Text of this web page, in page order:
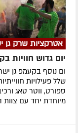
אטרקציות שרק גן
יום גדוש חוויות
ום נוסף בקעמפ גן
שלל פעילויות
ספורט, ווטר טאג
מיוחדת יחד עם